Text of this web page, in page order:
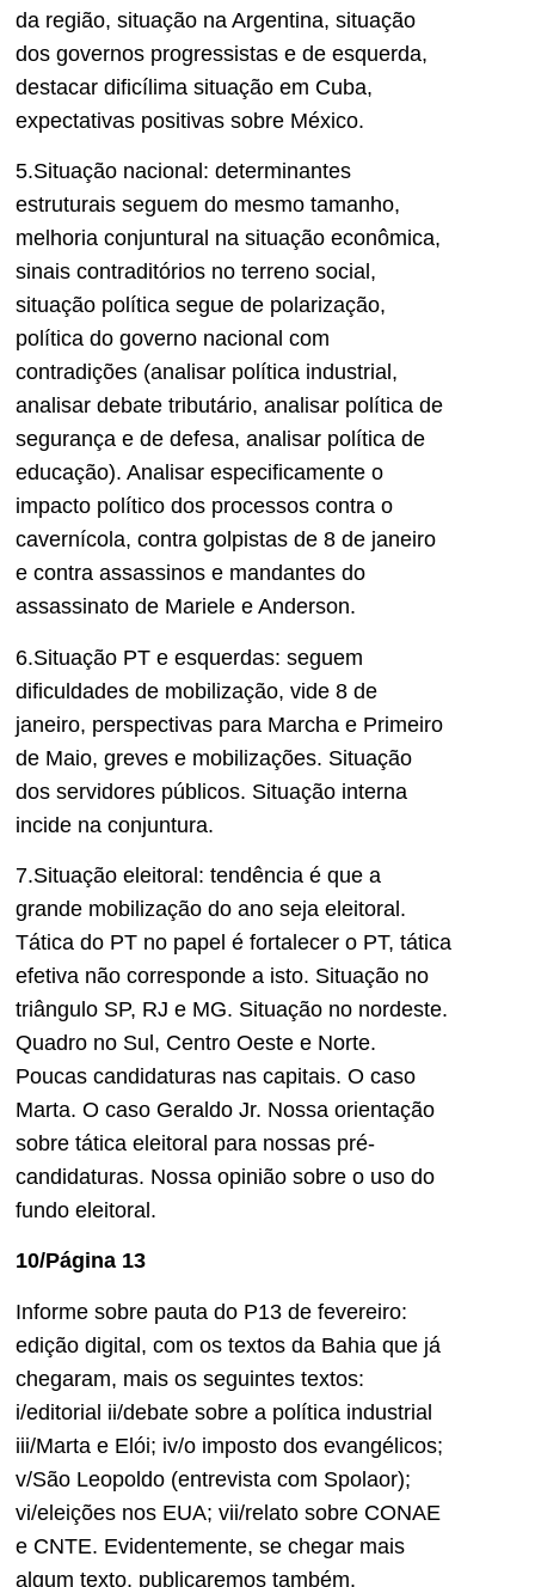
da região, situação na Argentina, situação
dos governos progressistas e de esquerda,
destacar dificílima situação em Cuba,
expectativas positivas sobre México.
5.Situação nacional: determinantes
estruturais seguem do mesmo tamanho,
melhoria conjuntural na situação econômica,
sinais contraditórios no terreno social,
situação política segue de polarização,
política do governo nacional com
contradições (analisar política industrial,
analisar debate tributário, analisar política de
segurança e de defesa, analisar política de
educação). Analisar especificamente o
impacto político dos processos contra o
cavernícola, contra golpistas de 8 de janeiro
e contra assassinos e mandantes do
assassinato de Mariele e Anderson.
6.Situação PT e esquerdas: seguem
dificuldades de mobilização, vide 8 de
janeiro, perspectivas para Marcha e Primeiro
de Maio, greves e mobilizações. Situação
dos servidores públicos. Situação interna
incide na conjuntura.
7.Situação eleitoral: tendência é que a
grande mobilização do ano seja eleitoral.
Tática do PT no papel é fortalecer o PT, tática
efetiva não corresponde a isto. Situação no
triângulo SP, RJ e MG. Situação no nordeste.
Quadro no Sul, Centro Oeste e Norte.
Poucas candidaturas nas capitais. O caso
Marta. O caso Geraldo Jr. Nossa orientação
sobre tática eleitoral para nossas pré-
candidaturas. Nossa opinião sobre o uso do
fundo eleitoral.
10/Página 13
Informe sobre pauta do P13 de fevereiro:
edição digital, com os textos da Bahia que já
chegaram, mais os seguintes textos:
i/editorial ii/debate sobre a política industrial
iii/Marta e Elói; iv/o imposto dos evangélicos;
v/São Leopoldo (entrevista com Spolaor);
vi/eleições nos EUA; vii/relato sobre CONAE
e CNTE. Evidentemente, se chegar mais
algum texto, publicaremos também.